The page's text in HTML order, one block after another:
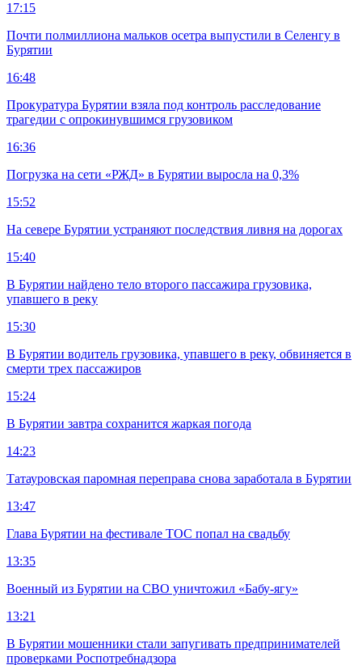
17:15
Почти полмиллиона мальков осетра выпустили в Селенгу в
Бурятии
16:48
Прокуратура Бурятии взяла под контроль расследование
трагедии с опрокинувшимся грузовиком
16:36
Погрузка на сети «РЖД» в Бурятии выросла на 0,3%
15:52
На севере Бурятии устраняют последствия ливня на дорогах
15:40
В Бурятии найдено тело второго пассажира грузовика,
упавшего в реку
15:30
В Бурятии водитель грузовика, упавшего в реку, обвиняется в
смерти трех пассажиров
15:24
В Бурятии завтра сохранится жаркая погода
14:23
Татауровская паромная переправа снова заработала в Бурятии
13:47
Глава Бурятии на фестивале ТОС попал на свадьбу
13:35
Военный из Бурятии на СВО уничтожил «Бабу-ягу»
13:21
В Бурятии мошенники стали запугивать предпринимателей
проверками Роспотребнадзора